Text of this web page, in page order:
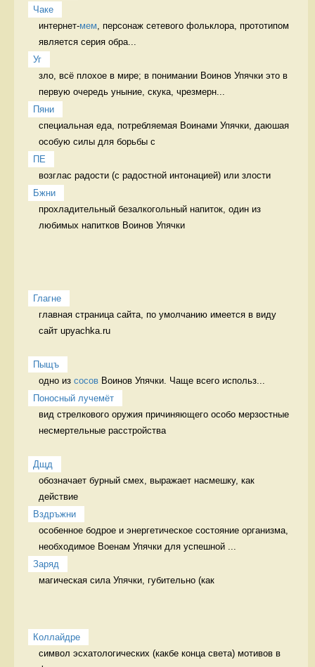
Чаке
интернет-мем , персонаж сетевого фольклора, прототипом
является серия обра...
Уг
зло, всё плохое в мире; в понимании Воинов Упячки это в
первую очередь уныние, скука, чрезмерн...
Пяни
специальная еда, потребляемая Воинами Упячки, даюшая
особую силы для борьбы с
ПЕ
возглас радости (с радостной интонацией) или злости
Бжни
прохладительный безалкогольный напиток, один из
любимых напитков Воинов Упячки
Глагне
главная страница сайта, по умолчанию имеется в виду
сайт upyachka.ru
Пыщъ
одно из сосов Воинов Упячки. Чаще всего использ...
Поносный лучемёт
вид стрелкового оружия причиняющего особо мерзостные
несмертельные расстройства
Дщд
обозначает бурный смех, выражает насмешку, как
действие
Вздръжни
особенное бодрое и энергетическое состояние организма,
необходимое Военам Упячки для успешной ...
Заряд
магическая сила Упячки, губительно (как
Коллайдре
символ эсхатологических (какбе конца света) мотивов в